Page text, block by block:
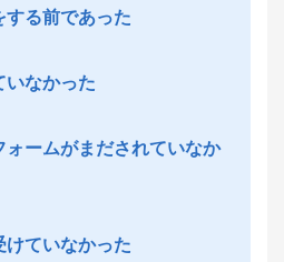
する前であった
いなかった
ォームがまだされていなか
けていなかった